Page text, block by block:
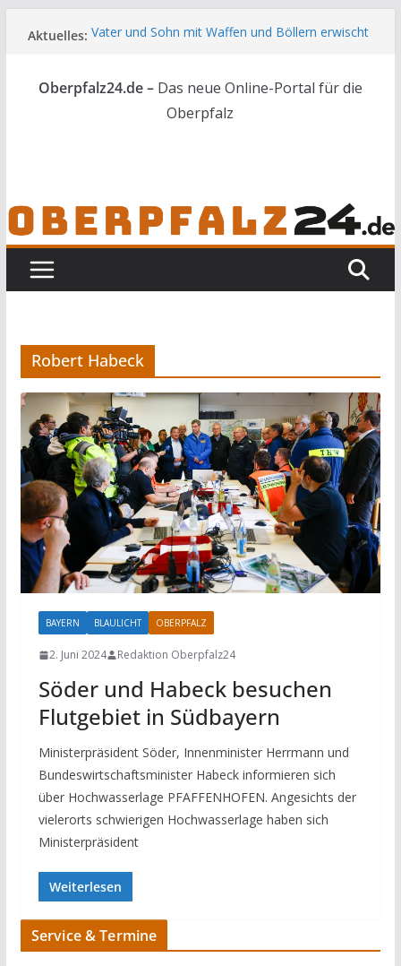
Inhalt
Aktuelles: Vater und Sohn mit Waffen und Böllern erwischt
Audi prallt gegen Brückengeländer in Weiden
Ortsumgehung Waldershof ist eröffnet
Deutsch-amerikanischer Schüleraustausch zu
Oberpfalz24.de – Das neue Online-Portal für die
Oberpfalz
Robert Habeck
BAYERN BLAULICHT OBERPFALZ
2. Juni 2024 Redaktion Oberpfalz24
Söder und Habeck besuchen
Flutgebiet in Südbayern
Ministerpräsident Söder, Innenminister Herrmann und
Bundeswirtschaftsminister Habeck informieren sich
über Hochwasserlage PFAFFENHOFEN. Angesichts der
vielerorts schwierigen Hochwasserlage haben sich
Ministerpräsident
Weiterlesen
Service & Termine